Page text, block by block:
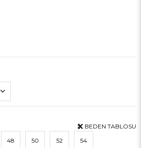
48 50 52 54
BEDEN TABLOSU